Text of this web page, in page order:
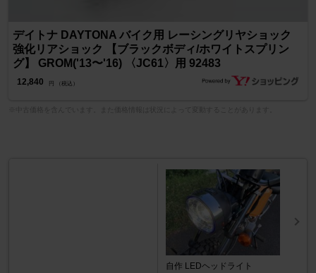
デイトナ DAYTONA バイク用 レーシングリヤショック
強化リアショック 【ブラックボディ/ホワイトスプリン
グ】 GROM('13〜'16) 〈JC61〉用 92483
12,840 円 （税込）
自作 LEDヘッドライト